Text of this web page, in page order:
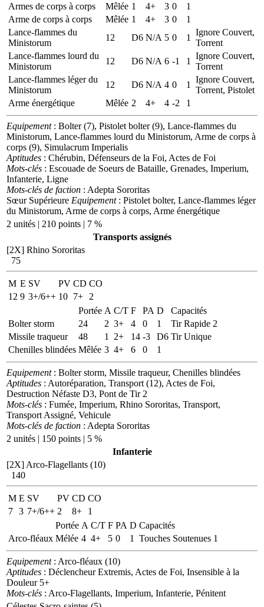
Armes de corps à corps
Mêlée 1 4+ 3 0
1
Arme de corps à corps
Mêlée 1 4+ 3 0
1
Lance-flammes du
Ministorum
12 D6 N/A 5 0 1
Ignore Couvert,
Torrent
Lance-flammes lourd du
Ministorum
12 D6 N/A 6 -1 1
Ignore Couvert,
Torrent
Lance-flammes léger du
Ministorum
12 D6 N/A 4 0 1
Ignore Couvert,
Torrent, Pistolet
Arme énergétique
Mêlée 2 4+ 4 -2 1
Equipement: Bolter (7), Pistolet bolter (9), Lance-flammes du
Ministorum, Lance-flammes lourd du Ministorum, Arme de corps à
corps (9), Simulacrum Imperialis
Aptitudes : Chérubin, Défenseurs de la Foi, Actes de Foi
Mots-clés : Escouade de Soeurs de Bataille, Grenades, Imperium,
Infanterie, Ligne
Mots-clés de faction : Adepta Sororitas
Sœur Supérieure Equipement: Pistolet bolter, Lance-flammes léger
du Ministorum, Arme de corps à corps, Arme énergétique
2 unités | 210 points | 7 %
Transports assignés
[2X] Rhino Sororitas
75
M E SV PV CD CO
12 9 3+/6++ 10 7+
2
Portée A C/T F PA D
Capacités
Bolter storm
24 2 3+ 4 0 1
Tir Rapide 2
Missile traqueur
48 1 2+ 14 -3 D6 Tir Unique
Chenilles blindées Mêlée 3 4+ 6 0 1
Equipement: Bolter storm, Missile traqueur, Chenilles blindées
Aptitudes : Autoréparation, Transport (12), Actes de Foi,
Destruction Néfaste D3, Pont de Tir 2
Mots-clés : Fumée, Imperium, Rhino Sororitas, Transport,
Transport Assigné, Vehicule
Mots-clés de faction : Adepta Sororitas
2 unités | 150 points | 5 %
Infanterie
[2X] Arco-Flagellants (10)
140
M E SV PV CD CO
7 3 7+/6++ 2 8+
1
Portée A C/T F PA D Capacités
Arco-fléaux Mélée 4 4+ 5 0 1 Touches Soutenues 1
Equipement: Arco-fléaux (10)
Aptitudes : Déclencheur Extremis, Actes de Foi, Insensible à la
Douleur 5+
Mots-clés : Arco-Flagellants, Imperium, Infanterie, Pénitent